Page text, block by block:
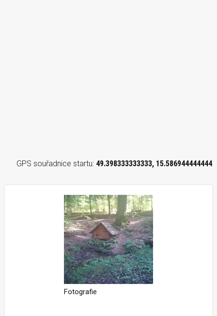
GPS souřadnice startu: 49.398333333333, 15.586944444444
Fotografie